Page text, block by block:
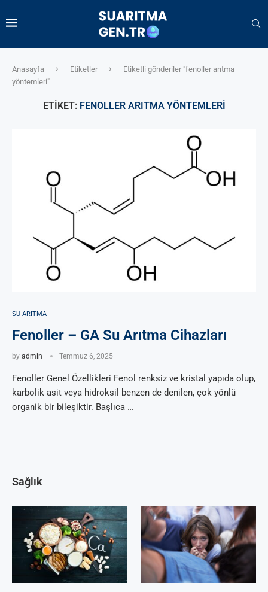
Anasayfa Etiketler
Etiketli gönderiler "fenoller arıtma
yöntemleri"
ETIKET: FENOLLER ARITMA YÖNTEMLERI
SU ARITMA
Fenoller – GA Su Arıtma Cihazları
by admin Temmuz 6, 2025
Fenoller Genel Özellikleri Fenol renksiz ve kristal yapıda olup,
karbolik asit veya hidroksil benzen de denilen, çok yönlü
organik bir bileşiktir. Başlıca …
Sağlık